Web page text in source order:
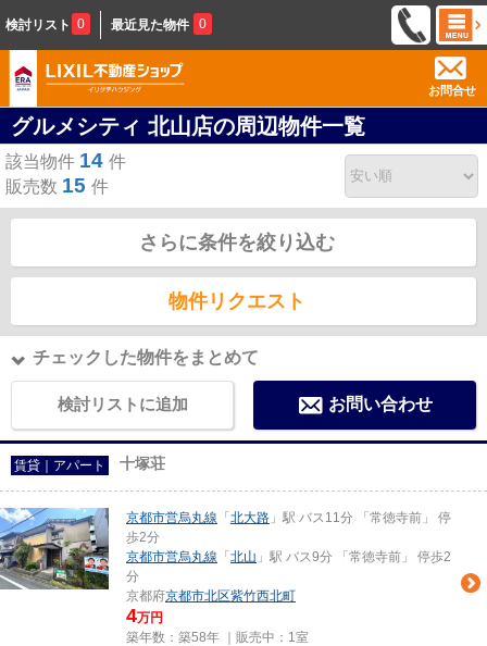
検討リスト 0 最近見た物件 0
お問合せ
グルメシティ 北山店の周辺物件一覧
該当物件 14 件
販売数 15 件
さらに条件を絞り込む
物件リクエスト
チェックした物件をまとめて
検討リストに追加 お問い合わせ
賃貸｜アパート 十塚荘
京都市営烏丸線 「 北大路 」駅 バス11分 「常徳寺前」 停
歩2分
京都市営烏丸線 「 北山 」駅 バス9分 「常徳寺前」 停歩2
分
京都府京都市北区紫竹西北町
4万円
築年数：築58年 ｜販売中： 1室